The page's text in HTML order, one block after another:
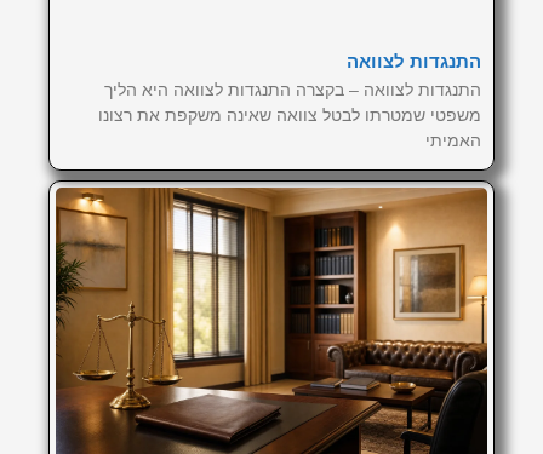
התנגדות לצוואה
התנגדות לצוואה – בקצרה התנגדות לצוואה היא הליך
משפטי שמטרתו לבטל צוואה שאינה משקפת את רצונו
האמיתי